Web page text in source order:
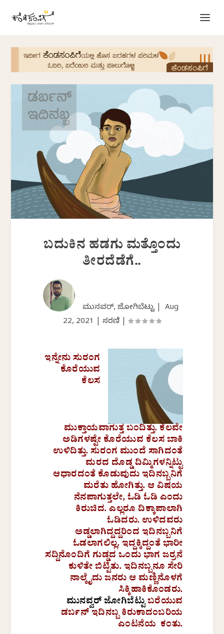
ಬದುಕಿನ ಹಡಗು ಮತ್ತೊಂದು
ತೀರದೆಡೆಗೆ..
ಮುನವ್ವರ್, ಜೋಗಿಬೆಟ್ಟು | Aug
22, 2021
ಸರಣಿ
ಇನ್ನೇನು ಸುರಂಗ
ಕೊರೆಯುವ
ಕೆಲಸ
ಮುಕ್ತಾಯವಾಗುತ್ತ ಬಂದಿತ್ತು. ಕೆಲವೇ
ಅಡಿಗಳಷ್ಟೇ ಕೊರೆಯುವ ಕೆಲಸ ಬಾಕಿ
ಉಳಿದಿತ್ತು. ಸುರಂಗ ಮುಂದೆ ಸಾಗಿದಂತೆ
ಮರದ ದೊಡ್ಡ ದಿಮ್ಮಿಗಳನ್ನಿಟ್ಟು
ಆಧಾರದಂತೆ ಕೊಡುವುದು ಇದಿನಬ್ಬನಿಗೆ
ಮರೆತು ಹೋಗಿತ್ತು. ಆ ವಿಷಯ
ನೆನಪಾಗುತ್ತಲೇ, ಓಡಿ ಓಡಿ ಎಂದು
ಕಿರುಚಿದ. ಎಲ್ಲರೂ ದಿಕ್ಕಾಪಾಲಾಗಿ
ಓಡಿದರು. ಉಳಿದವರು
ಅಡ್ಡಲಾಗಿದ್ದದ್ದರಿಂದ ಇದಿನಬ್ಬನಿಗೆ
ಓಡಲಾಗಲಿಲ್ಲ‌. ಇದ್ದಕ್ಕಿದ್ದಂತೆ ಭಾರೀ
ಸದ್ದಿನೊಂದಿಗೆ ಗುಡ್ಡದ ಒಂದು ಭಾಗ ಜರ್ರನೆ
ಕುಳಿತೇ ಬಿಟ್ಟಿತು. ಇದಿನಬ್ಬನೂ ಸೇರಿ
ನಾಲ್ಕೈದು ಜ‌ನರು ಆ ಮಣ್ಣಿನೊಳಗೆ
ಸಿಕ್ಕಿಹಾಕಿಕೊಂಡರು.
ಮುನವ್ವರ್ ಜೋಗಿಬೆಟ್ಟುಬರೆಯುವ
ಡರ್ಬನ್ ಇದಿನಬ್ಬ ಕಿರುಕಾದಂಬರಿಯ
ಎಂಟನೆಯ ಕಂತು.